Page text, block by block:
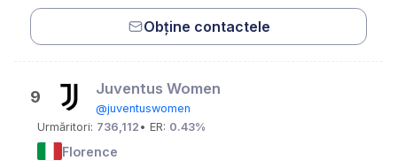
Obține contactele
9 Juventus Women
@juventuswomen
Urmăritori: 736,112 • ER: 0.43%
Florence